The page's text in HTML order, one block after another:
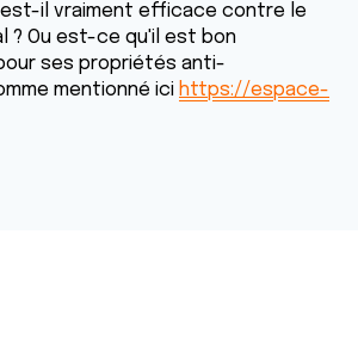
est-il vraiment efficace contre le
? Ou est-ce qu'il est bon
ses propriétés anti-
mentionné ici https://espace-